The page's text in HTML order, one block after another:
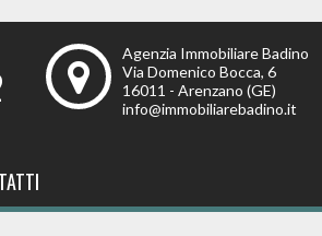
Agenzia Immobiliare Badino
Via Domenico Bocca, 6
16011 - Arenzano (GE)
info@immobiliarebadino.it